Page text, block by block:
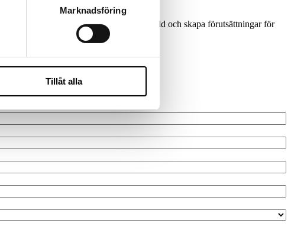
Marknadsföring
Tillåt alla
skalbara system, minska teknisk skuld och skapa förutsättningar för